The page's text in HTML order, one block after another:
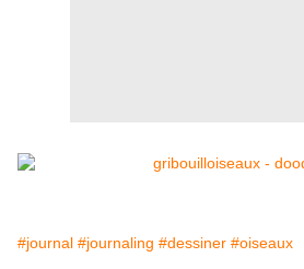
#journal #journaling #dessiner #oiseaux